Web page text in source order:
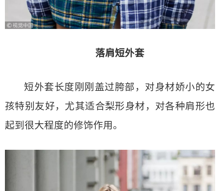
落肩短外套
短外套长度刚刚盖过胯部，对身材娇小的女
孩特别友好，尤其适合梨形身材，对各种肩形也
起到很大程度的修饰作用。